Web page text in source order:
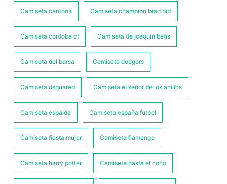
Camiseta cantona Camiseta champion brad pitt
Camiseta cordoba cf Camiseta de joaquin betis
Camiseta del barsa Camiseta dodgers
Camiseta dsquared Camiseta el señor de los anillos
Camiseta espalda Camiseta españa futbol
Camiseta fiesta mujer Camiseta flamengo
Camiseta harry potter Camiseta hasta el coño